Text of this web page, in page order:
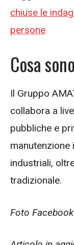
chiuse le
persone
Cosa
Il Gruppo
collabora a
pubbliche e
manutenzione
industriali,
tradizionale.
Foto